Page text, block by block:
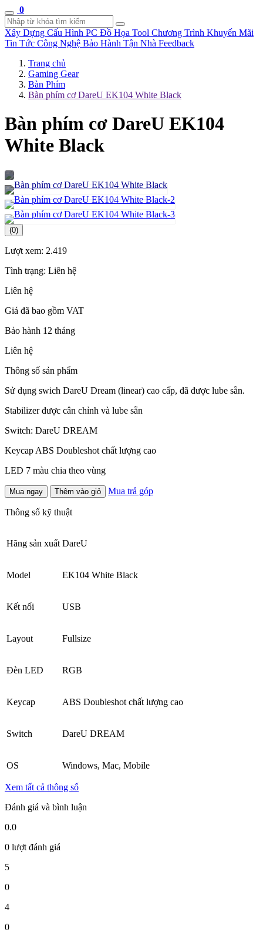
0
Xây Dựng Cấu Hình PC Đồ Họa Tool Chương Trình Khuyến Mãi
Tin Tức Công Nghệ Bảo Hành Tận Nhà Feedback
Trang chủ
Gaming Gear
Bàn Phím
Bàn phím cơ DareU EK104 White Black
Bàn phím cơ DareU EK104
White Black
(0)
Lượt xem: 2.419
Tình trạng: Liên hệ
Liên hệ
Giá đã bao gồm VAT
Bảo hành 12 tháng
Liên hệ
Thông số sản phẩm
Sử dụng swich DareU Dream (linear) cao cấp, đã được lube sẵn.
Stabilizer được cân chỉnh và lube sẵn
Switch: DareU DREAM
Keycap ABS Doubleshot chất lượng cao
LED 7 màu chia theo vùng
Mua ngay Thêm vào giỏ Mua trả góp
Thông số kỹ thuật
Hãng sản xuất DareU
Model EK104 White Black
Kết nối USB
Layout Fullsize
Đèn LED RGB
Keycap ABS Doubleshot chất lượng cao
Switch DareU DREAM
OS Windows, Mac, Mobile
Xem tất cả thông số
Đánh giá và bình luận
0.0
0 lượt đánh giá
5
0
4
0